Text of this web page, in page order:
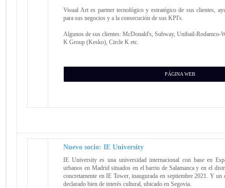
Visual Art es partner tecnológico y estratégico de sus clientes,
para sus negocios y a la consecución de sus KPI's.
Algunos de sus clientes: McDonald's, Subway, Unibail-Rodamco-
K Group (Kesko), Circle K etc.
PÁGINA WEB
Nuevo socio: IE University
IE University es una universidad internacional con base en
urbanos en Madrid situados en el barrio de Salamanca y en el
concretamente en IE Tower, inaugurada en septiembre 2021. Y
declarado bien de interés cultural, ubicado en Segovia.